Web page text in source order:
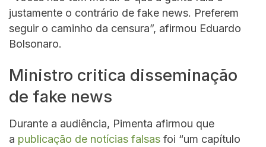
justamente o contrário de fake news. Preferem
seguir o caminho da censura”, afirmou Eduardo
Bolsonaro.
Ministro critica disseminação
de fake news
Durante a audiência, Pimenta afirmou que
a publicação de notícias falsas foi “um capítulo